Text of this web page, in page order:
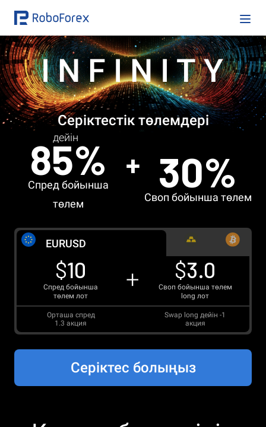
INFINITY
Серіктестік төлемдері
дейін
85%
Спред бойынша
төлем
30%
Своп бойынша төлем
EURUSD
$10
Спред бойынша
төлем лот
Орташа спред
1.3 акция
$3.0
Своп бойынша төлем
long лот
Swap long дейін-1
акция
Серіктес болыңыз